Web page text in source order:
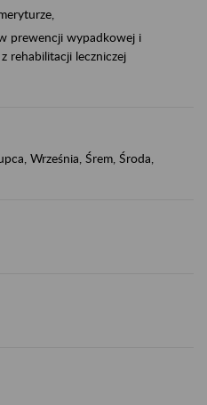
prewencji wypadkowej i
rehabilitacji leczniczej
Września, Śrem, Środa,